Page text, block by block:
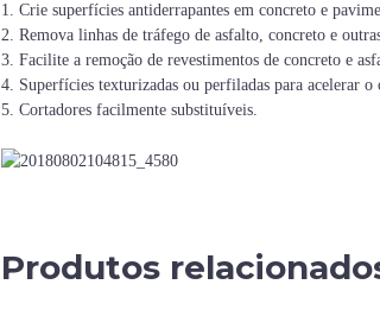
1. Crie superfícies antiderrapantes em concreto e
2. Remova linhas de tráfego de asfalto, concreto e
3. Facilite a remoção de revestimentos de concreto e
4. Superfícies texturizadas ou perfiladas para acelerar
5. Cortadores facilmente substituíveis.
Produtos